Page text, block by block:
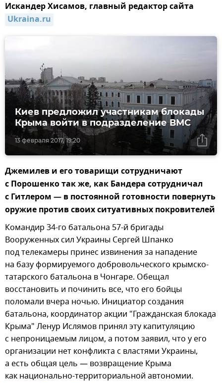
Искандер Хисамов, главный редактор сайта
Ukraina.ru
13 февраля 2017, 19:20
Киев предложил участникам блокады
Крыма войти в подразделение ВМС
Джемилев и его товарищи сотрудничают
с Порошенко так же, как Бандера сотрудничал
с Гитлером — в постоянной готовности повернуть
оружие против своих ситуативных покровителей
Командир 34-го батальона 57-й бригады
Вооруженных сил Украины Сергей Шпанко
под телекамеры принес извинения за нападение
на базу формируемого добровольческого крымско-
татарского батальона в Чонгаре. Обещал
восстановить и починить все, что его бойцы
поломали вчера ночью. Инициатор создания
батальона, координатор акции "Гражданская блокада
Крыма" Ленур Ислямов принял эту капитуляцию
с непроницаемым лицом, а потом заявил, что у его
организации нет конфликта с властями Украины,
а есть общая цель — возвращение Крыма
как национально-территориальной автономии.